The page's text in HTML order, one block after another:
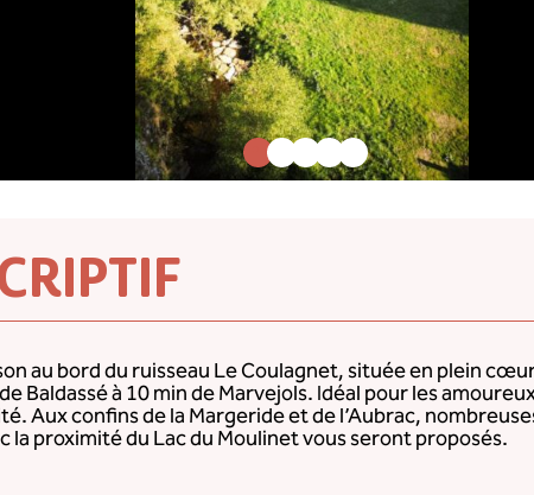
au bord du ruisseau Le Coulagnet, située en plein
Baldassé à 10 min de Marvejols. Idéal pour les
Aux confins de la Margeride et de l’Aubrac,
la proximité du Lac du Moulinet vous seront proposés.